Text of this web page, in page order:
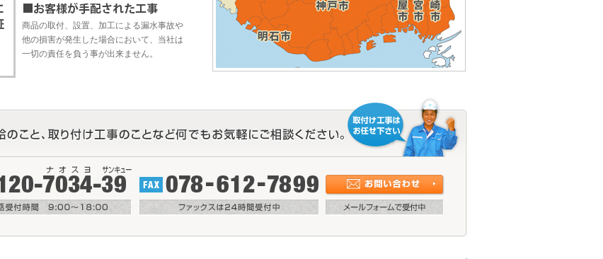
商品の取付、設置、加工による漏水事故や
他の損害が発生した場合において、当社は
一切の責任を負う事が出来ません。